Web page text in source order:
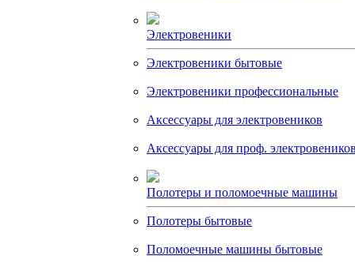
Электровеники
Электровеники бытовые
Электровеники профессиональные
Аксессуары для электровеников
Аксессуары для проф.
Полотеры и поломоечные машины
Полотеры бытовые
Поломоечные машины бытовые